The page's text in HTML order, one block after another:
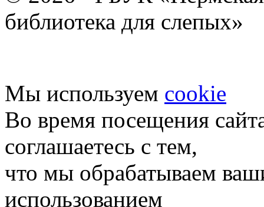
библиотека для слепых»
Мы используем cookie
Во время посещения
соглашаетесь с тем,
что мы обрабатываем
использованием